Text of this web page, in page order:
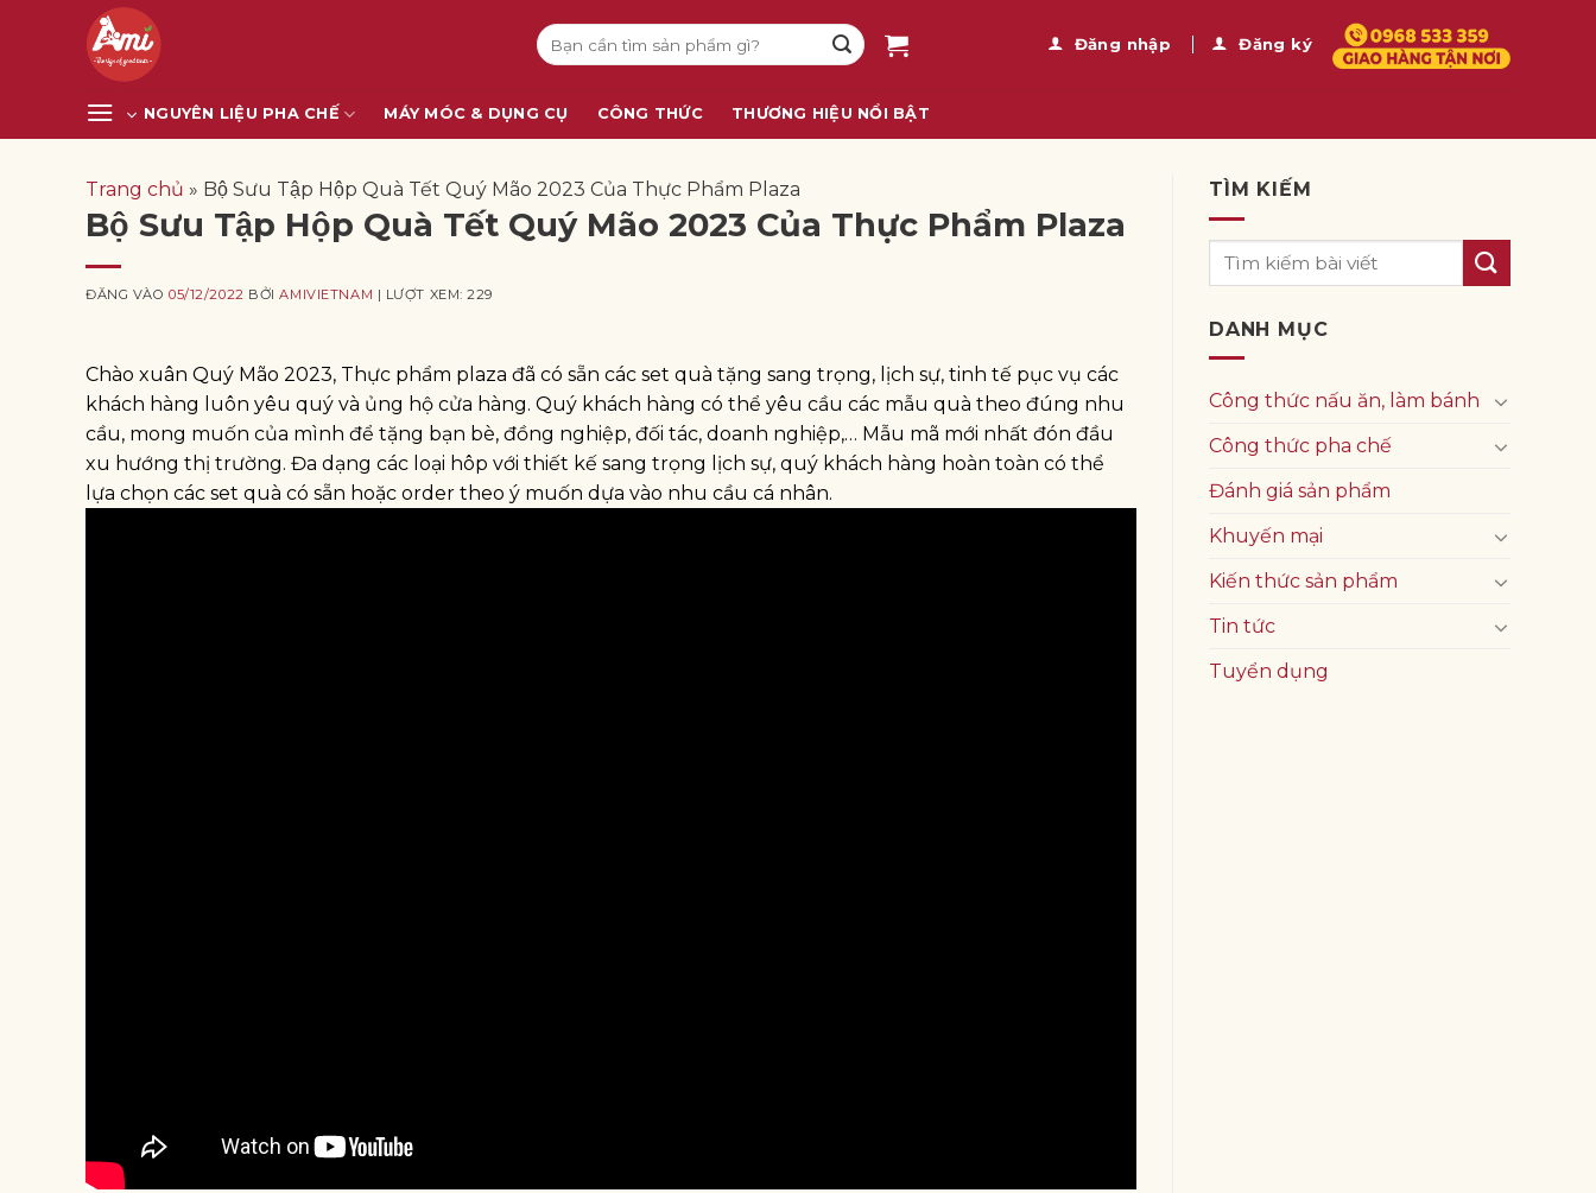
Tìm
kiếm:
Đăng nhập Đăng ký
NGUYÊN LIỆU PHA CHẾ MÁY MÓC & DỤNG CỤ CÔNG THỨC THƯƠNG HIỆU NỔI BẬT
Trang chủ » Bộ Sưu Tập Hộp Quà Tết Quý Mão 2023 Của Thực Phẩm Plaza
Bộ Sưu Tập Hộp Quà Tết Quý Mão 2023 Của Thực Phẩm Plaza
ĐĂNG VÀO05/12/2022 BỞIAMIVIETNAM | LƯỢT XEM: 229
Chào xuân Quý Mão 2023, Thực phẩm plaza đã có sẵn các set quà tặng sang trọng, lịch sự, tinh tế pục vụ các
khách hàng luôn yêu quý và ủng hộ cửa hàng. Quý khách hàng có thể yêu cầu các mẫu quà theo đúng nhu
cầu, mong muốn của mình để tặng bạn bè, đồng nghiệp, đối tác, doanh nghiệp,… Mẫu mã mới nhất đón đầu
xu hướng thị trường. Đa dạng các loại hôp với thiết kế sang trọng lịch sự, quý khách hàng hoàn toàn có thể
lựa chọn các set quà có sẵn hoặc order theo ý muốn dựa vào nhu cầu cá nhân.
TÌM KIẾM
DANH MỤC
Công thức nấu ăn, làm bánh
Công thức pha chế
Đánh giá sản phẩm
Khuyến mại
Kiến thức sản phẩm
Tin tức
Tuyển dụng